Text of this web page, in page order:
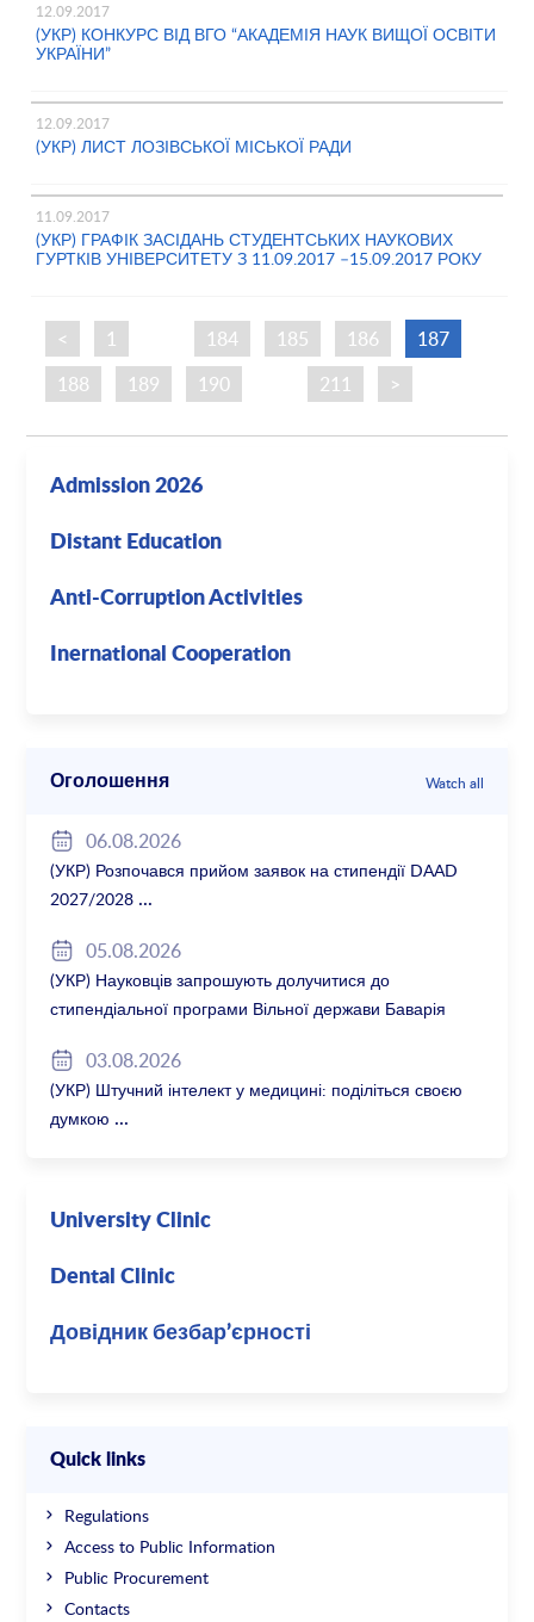
12.09.2017
(УКР) КОНКУРС ВІД ВГО “АКАДЕМІЯ НАУК ВИЩОЇ ОСВІТИ
УКРАЇНИ”
12.09.2017
(УКР) ЛИСТ ЛОЗІВСЬКОЇ МІСЬКОЇ РАДИ
11.09.2017
(УКР) ГРАФІК ЗАСІДАНЬ СТУДЕНТСЬКИХ НАУКОВИХ
ГУРТКІВ УНІВЕРСИТЕТУ З 11.09.2017 –15.09.2017 РОКУ
< 1 184 185 186
187
188
189 190 211 >
Admission 2026
Distant Education
Anti-Corruption Activities
Inernational Cooperation
Оголошення Watch all
06.08.2026
(УКР) Розпочався прийом заявок на стипендії DAAD
2027/2028
05.08.2026
(УКР) Науковців запрошують долучитися до
стипендіальної програми Вільної держави Баварія
03.08.2026
(УКР) Штучний інтелект у медицині: поділіться своєю
думкою
University Clinic
Dental Clinic
Довідник безбар’єрності
Quick links
Regulations
Access to Public Information
Public Procurement
Contacts